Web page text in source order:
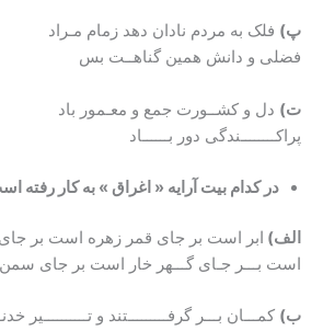
پ) فلک به مردم نادان دهد زمام
فضلی و دانش همین گناهــت بس
ت) دل و کشــورت جمع و معـمور
پراکــــــــندگی دور بــــــاد
در کدام بیت آرایه « اغراق » به کار رفته
الف) ابر است بر جای قمر زهره است
است بـــر جـای گـــهر خار است بر جای سمن
ب) کمـــان بـــر گرفـــــــــتند و